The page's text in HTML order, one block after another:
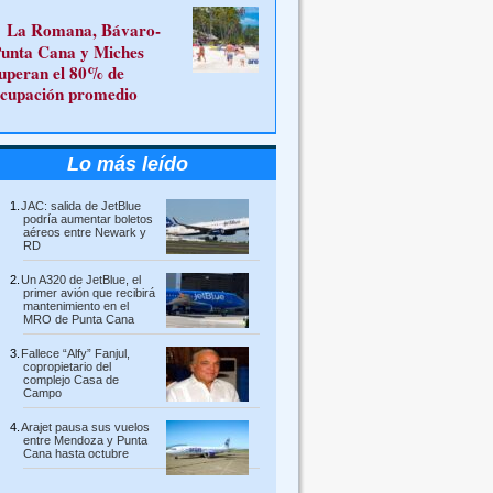
La Romana, Bávaro-
Cana y Miches
el 80% de
promedio
Lo más leído
JAC: salida de JetBlue
podría aumentar boletos
aéreos entre Newark y
RD
Un A320 de JetBlue, el
primer avión que recibirá
mantenimiento en el
MRO de Punta Cana
Fallece “Alfy” Fanjul,
copropietario del
complejo Casa de
Campo
Arajet pausa sus vuelos
entre Mendoza y Punta
Cana hasta octubre